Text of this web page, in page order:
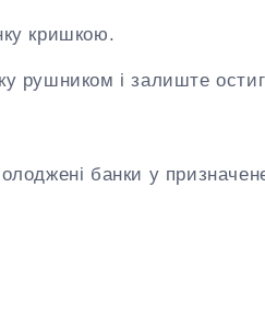
кришкою.
рушником і залиште
банки у